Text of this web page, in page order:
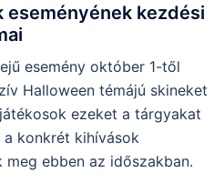
eseményének kezdési
esemény október 1-től
Halloween témájú skineket
ezeket a tárgyakat
konkrét kihívások
ebben az időszakban.